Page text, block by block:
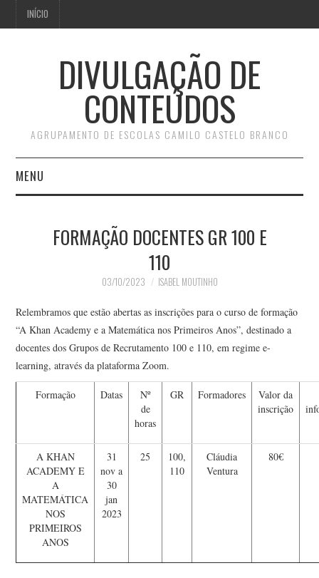
INÍCIO
DIVULGAÇÃO DE
CONTEÚDOS
AGRUPAMENTO DE ESCOLAS CAMILO CASTELO BRANCO
MENU
FORMAÇÃO DOCENTES GR 100 E
110
03/10/2023 ISABEL MOUTINHO
Relembramos que estão abertas as inscrições para o curso de formação
“A Khan Academy e a Matemática nos Primeiros Anos”, destinado a
docentes dos Grupos de Recrutamento 100 e 110, em regime e-
learning, através da plataforma Zoom.
Formação Datas
Nº
de
horas
GR Formadores
Valor da
inscrição
A KHAN
ACADEMY E
A
MATEMÁTICA
NOS
PRIMEIROS
ANOS
31
nov a
30
jan
2023
25
100,
110
Cláudia
Ventura
80€